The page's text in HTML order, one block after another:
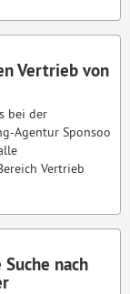
Vertrieb von
bei der
Agentur Sponsoo
Vertrieb
nach